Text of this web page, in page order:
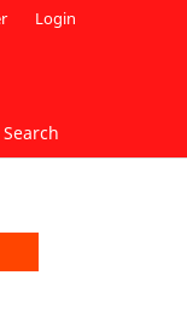
Search
Login